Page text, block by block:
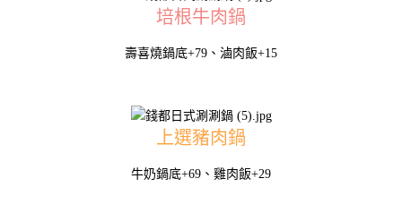
培根牛肉鍋
壽喜燒鍋底+79、滷肉飯+15
上選豬肉鍋
牛奶鍋底+69、雞肉飯+29